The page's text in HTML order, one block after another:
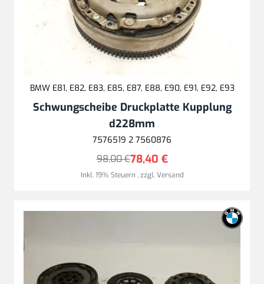
BMW E81, E82, E83, E85, E87, E88, E90, E91, E92, E93
Schwungscheibe Druckplatte Kupplung
d228mm
7576519 2 7560876
78,40 €
98,00 €
Inkl. 19% Steuern,zzgl.Versand